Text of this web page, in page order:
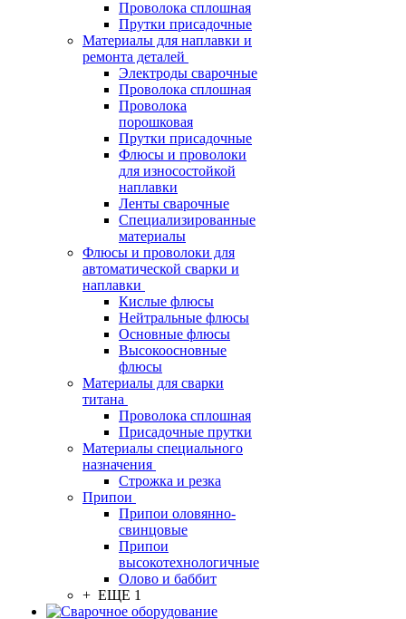
Проволока сплошная
Прутки присадочные
Материалы для наплавки и
ремонта деталей
Электроды сварочные
Проволока сплошная
Проволока
порошковая
Прутки присадочные
Флюсы и проволоки
для износостойкой
наплавки
Ленты сварочные
Специализированные
материалы
Флюсы и проволоки для
автоматической сварки и
наплавки
Кислые флюсы
Нейтральные флюсы
Основные флюсы
Высокоосновные
флюсы
Материалы для сварки
титана
Проволока сплошная
Присадочные прутки
Материалы специального
назначения
Строжка и резка
Припои
Припои оловянно-
свинцовые
Припои
высокотехнологичные
Олово и баббит
+ ЕЩЕ 1